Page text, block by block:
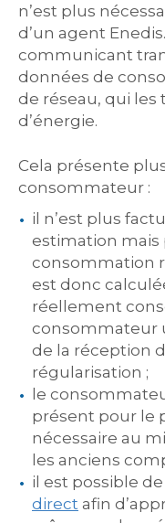
n’est plus
d’un agent
communicant
données de
de réseau, qui
d’énergie.
Cela présente
consommateur :
il n’est plus
estimation mais
consommation
est donc
réellement
consommateur
de la réception
régularisation ;
le
présent pour le
nécessaire au
les anciens
il est possible de
direct afin